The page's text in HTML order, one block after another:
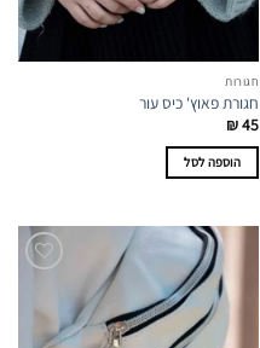
חגורות
חגורת פאוץ' כיס עור
₪45
הוספה לסל